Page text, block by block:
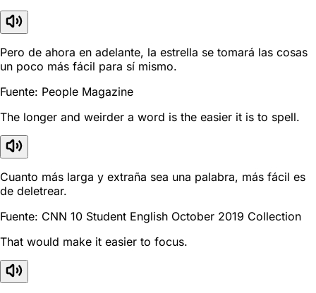
Pero de ahora en adelante, la estrella se tomará las cosas
un poco más fácil para sí mismo.
Fuente: People Magazine
The longer and weirder a word is the easier it is to spell.
Cuanto más larga y extraña sea una palabra, más fácil es
de deletrear.
Fuente: CNN 10 Student English October 2019 Collection
That would make it easier to focus.